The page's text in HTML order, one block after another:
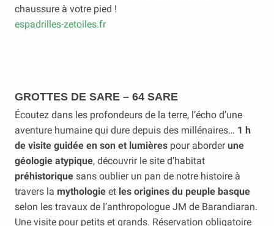
chaussure à votre pied !
espadrilles-zetoiles.fr
GROTTES DE SARE – 64 SARE
Écoutez dans les profondeurs de la terre, l’écho d’une
aventure humaine qui dure depuis des millénaires… 1 h
de visite guidée en son et lumières pour aborderune
géologie atypique, découvrir le site d’habitat
préhistorique sans oublier un pan de notre histoire à
travers la mythologie et les origines du peuple basque
selon les travaux de l’anthropologue JM de Barandiaran.
Une visite pour petits et grands. Réservation obligatoire